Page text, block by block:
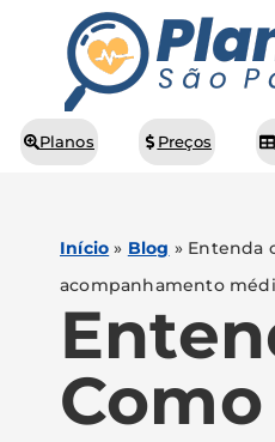
Planos Preços
Início » Blog » Entenda
acompanhamento
Como